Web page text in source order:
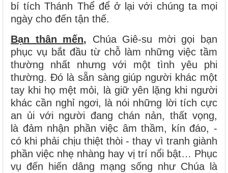
bí tích Thánh Thể để ở lại với chúng ta mọi
ngày cho đến tận thế.
Bạn thân mến, Chúa Giê-su mời gọi bạn
phục vụ bắt đầu từ chỗ làm những việc tầm
thường nhất nhưng với một tình yêu phi
thường. Đó là sẵn sàng giúp người khác một
tay khi họ mệt mỏi, là giữ yên lặng khi người
khác cần nghỉ ngơi, là nói những lời tích cực
an ủi với người đang chán nản, thất vọng,
là đảm nhận phần việc âm thầm, kín đáo, -
có khi phải chịu thiệt thòi - thay vì tranh giành
phần việc nhẹ nhàng hay vị trí nổi bật… Phục
vụ đến hiến dâng mạng sống như Chúa là